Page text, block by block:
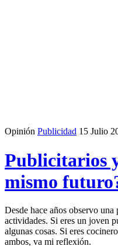
Opinión Publicidad 15 Julio
Publicitarios
mismo
Desde hace años observo
actividades. Si eres un joven
algunas cosas. Si eres
ambos, va mi reflexión.